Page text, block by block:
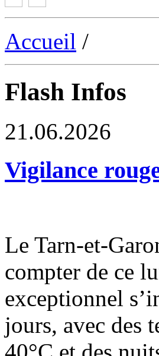
Accueil /
Flash Infos
21.06.2026
Vigilance
Le Tarn-et-
compter de ce
exceptionnel
jours, avec des